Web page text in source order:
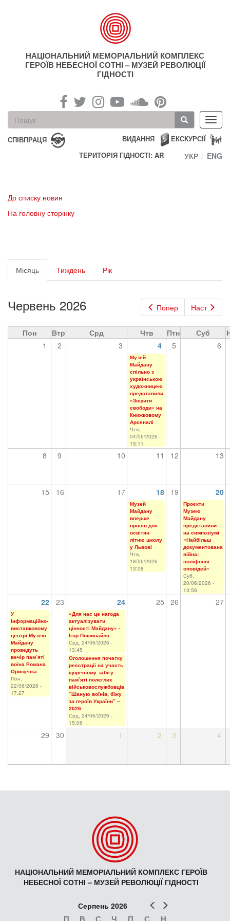
НАЦІОНАЛЬНИЙ МЕМОРІАЛЬНИЙ КОМПЛЕКС
ГЕРОЇВ НЕБЕСНОЇ СОТНІ – МУЗЕЙ РЕВОЛЮЦІЇ
ГІДНОСТІ
Пошукова
форма
Пошук
СПІВПРАЦЯ ЕКСКУРСІЇ
ВИДАННЯ
ТЕРИТОРІЯ ГІДНОСТІ: AR
УКР ENG
До списку новин
На головну сторінку
Первинні
вкладки
Місяць (активна
вкладка)
Тиждень Рік
Попер Наст
Червень 2026
Пон Втр Срд Чтв Птн Суб
1
2 3 4 5 6
Музей
Майдану
спільно з
українською
художницею
представили
«Зошити
свободи» на
Книжковому
Арсеналі
Чтв,
04/06/2026 -
15:11
8 9 10 11 12 13
15 16 17 18 19 20
Музей
Майдану
вперше
провів для
освітян
літню школу
у Львові
Чтв,
18/06/2026 -
13:08
Проєкти
Музею
Майдану
представили
на симпозіумі
«Найбільш
документована
війна:
поліфонія
оповідей»
Суб,
20/06/2026 -
13:56
22 23 24 25 26 27
У
Інформаційно-
виставковому
центрі Музею
Майдану
проведуть
вечір пам’яті
воїна Романа
Орищенка
Пон,
22/06/2026 -
17:27
«Для нас це нагода
актуалізувати
цінності Майдану» -
Ігор Пошивайло
Срд, 24/06/2026 -
13:45
Оголошення початку
реєстрації на участь
щорічному забігу
пам’яті полеглих
військовослужбовців
“Шаную воїнів, біжу
за героїв України” –
2026
Срд, 24/06/2026 -
15:06
29 30 1 2 3 4
НАЦІОНАЛЬНИЙ МЕМОРІАЛЬНИЙ КОМПЛЕКС ГЕРОЇВ
НЕБЕСНОЇ СОТНІ – МУЗЕЙ РЕВОЛЮЦІЇ ГІДНОСТІ
Попер
Серпень 2026